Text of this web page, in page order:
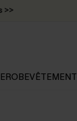
>>
ROBE